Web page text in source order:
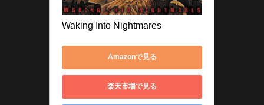
Waking Into Nightmares
Amazonで見る
楽天市場で見る